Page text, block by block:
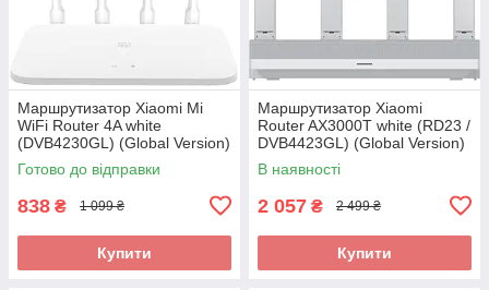
Маршрутизатор Xiaomi Mi
WiFi Router 4A white
(DVB4230GL) (Global Version)
Готово до відправки
838 ₴ 1 099 ₴
Купити
Маршрутизатор Xiaomi
Router AX3000T white (RD23 /
DVB4423GL) (Global Version)
В наявності
2 057 ₴ 2 499 ₴
Купити